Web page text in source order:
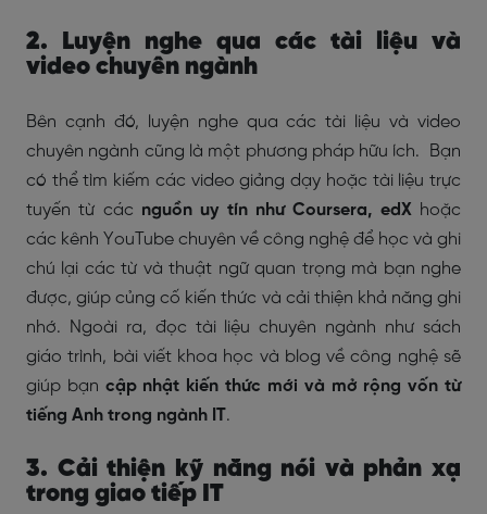
2. Luyện nghe qua các tài liệu và
video chuyên ngành
Bên cạnh đó, luyện nghe qua các tài liệu và video
chuyên ngành cũng là một phương pháp hữu ích. Bạn
có thể tìm kiếm các video giảng dạy hoặc tài liệu trực
tuyến từ các nguồn uy tín như Coursera, edX hoặc
các kênh YouTube chuyên về công nghệ để học và ghi
chú lại các từ và thuật ngữ quan trọng mà bạn nghe
được, giúp củng cố kiến thức và cải thiện khả năng ghi
nhớ. Ngoài ra, đọc tài liệu chuyên ngành như sách
giáo trình, bài viết khoa học và blog về công nghệ sẽ
giúp bạn cập nhật kiến thức mới và mở rộng vốn từ
tiếng Anh trong ngành IT.
3. Cải thiện kỹ năng nói và phản xạ
trong giao tiếp IT